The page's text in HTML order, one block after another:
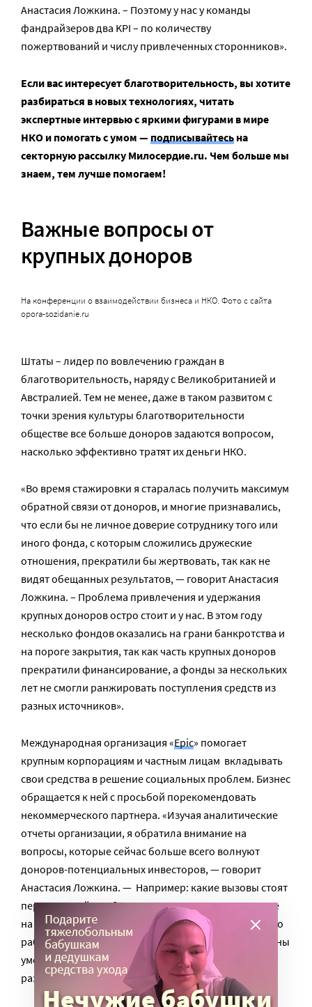
Анастасия Ложкина. – Поэтому у нас у команды
фандрайзеров два KPI – по количеству
пожертвований и числу привлеченных сторонников».
Если вас интересует благотворительность, вы хотите
разбираться в новых технологиях, читать
экспертные интервью с яркими фигурами в мире
НКО и помогать с умом —подписывайтесь на
секторную рассылку Милосердие.ru. Чем больше мы
знаем, тем лучше помогаем!
Важные вопросы от
крупных доноров
На конференции о взаимодействии бизнеса и НКО. Фото с сайта
opora-sozidanie.ru
Штаты – лидер по вовлечению граждан в
благотворительность, наряду с Великобританией и
Австралией. Тем не менее, даже в таком развитом с
точки зрения культуры благотворительности
обществе все больше доноров задаются вопросом,
насколько эффективно тратят их деньги НКО.
«Во время стажировки я старалась получить максимум
обратной связи от доноров, и многие признавались,
что если бы не личное доверие сотруднику того или
иного фонда, с которым сложились дружеские
отношения, прекратили бы жертвовать, так как не
видят обещанных результатов, — говорит Анастасия
Ложкина. – Проблема привлечения и удержания
крупных доноров остро стоит и у нас. В этом году
несколько фондов оказались на грани банкротства и
на пороге закрытия, так как часть крупных доноров
прекратили финансирование, а фонды за нескольких
лет не смогли ранжировать поступления средств из
разных источников».
Международная организация «Epic» помогает
крупным корпорациям и частным лицам вкладывать
свои средства в решение социальных проблем. Бизнес
обращается к ней с просьбой порекомендовать
некоммерческого партнера. «Изучая аналитические
отчеты организации, я обратила внимание на
вопросы, которые сейчас больше всего волнуют
доноров-потенциальных инвесторов, — говорит
Анастасия Ложкина. — Например: какие вызовы стоят
перед данной НКО? как она оценивает свое влияние
на решение той или иной социальной проблемы, что
работает, что нет. Я считаю, все фандрайзеры должны
уметь на них отвечать, поэтому мы в нашем отделе
развития «Арифметики добра» взяли их в работу».